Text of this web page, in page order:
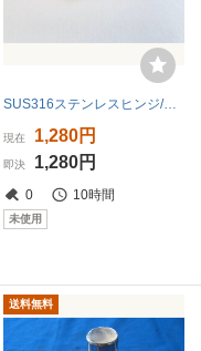
SUS316ステンレスヒンジ/蝶番 ボート ハッチ ドア 収納（ロストワックス）丸型
現在 1,280円
即決 1,280円
0 10時間
未使用
送料無料